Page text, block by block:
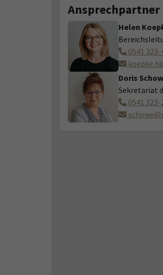
Ansprechpartner
Helen
0541 323-
Doris
Sekretariat
0541 323-